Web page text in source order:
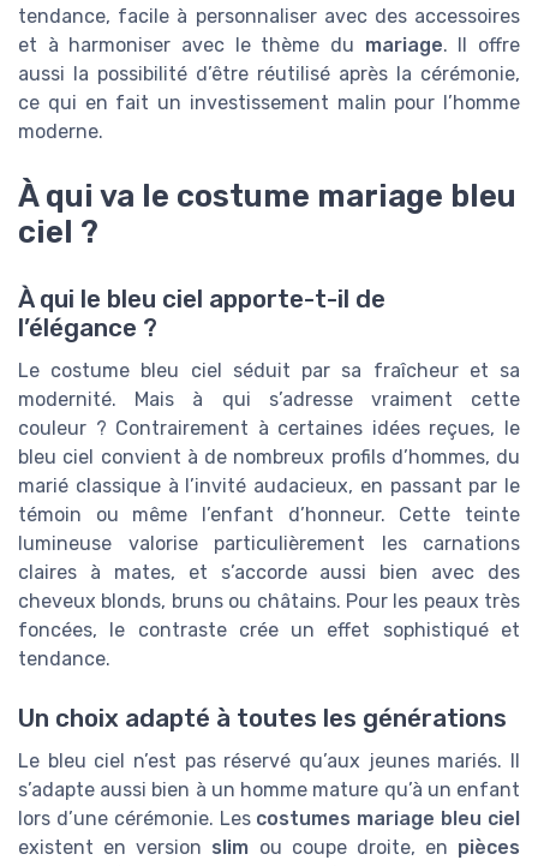
tendance, facile à personnaliser avec des accessoires
et à harmoniser avec le thème du mariage. Il offre
aussi la possibilité d’être réutilisé après la cérémonie,
ce qui en fait un investissement malin pour l’homme
moderne.
À qui va le costume mariage bleu
ciel ?
À qui le bleu ciel apporte-t-il de
l’élégance ?
Le costume bleu ciel séduit par sa fraîcheur et sa
modernité. Mais à qui s’adresse vraiment cette
couleur ? Contrairement à certaines idées reçues, le
bleu ciel convient à de nombreux profils d’hommes, du
marié classique à l’invité audacieux, en passant par le
témoin ou même l’enfant d’honneur. Cette teinte
lumineuse valorise particulièrement les carnations
claires à mates, et s’accorde aussi bien avec des
cheveux blonds, bruns ou châtains. Pour les peaux très
foncées, le contraste crée un effet sophistiqué et
tendance.
Un choix adapté à toutes les générations
Le bleu ciel n’est pas réservé qu’aux jeunes mariés. Il
s’adapte aussi bien à un homme mature qu’à un enfant
lors d’une cérémonie. Les costumes mariage bleu ciel
existent en version slim ou coupe droite, en pièces